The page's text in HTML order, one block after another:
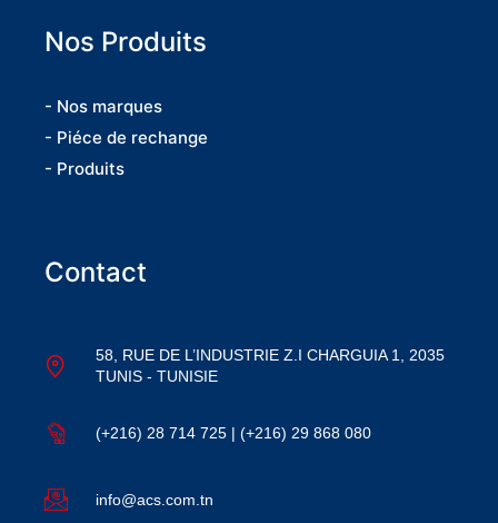
Nos Produits
- Nos marques
- Piéce de rechange
- Produits
Contact
58, RUE DE L’INDUSTRIE Z.I CHARGUIA 1, 2035
TUNIS - TUNISIE
(+216) 28 714 725 | (+216) 29 868 080
info@acs.com.tn